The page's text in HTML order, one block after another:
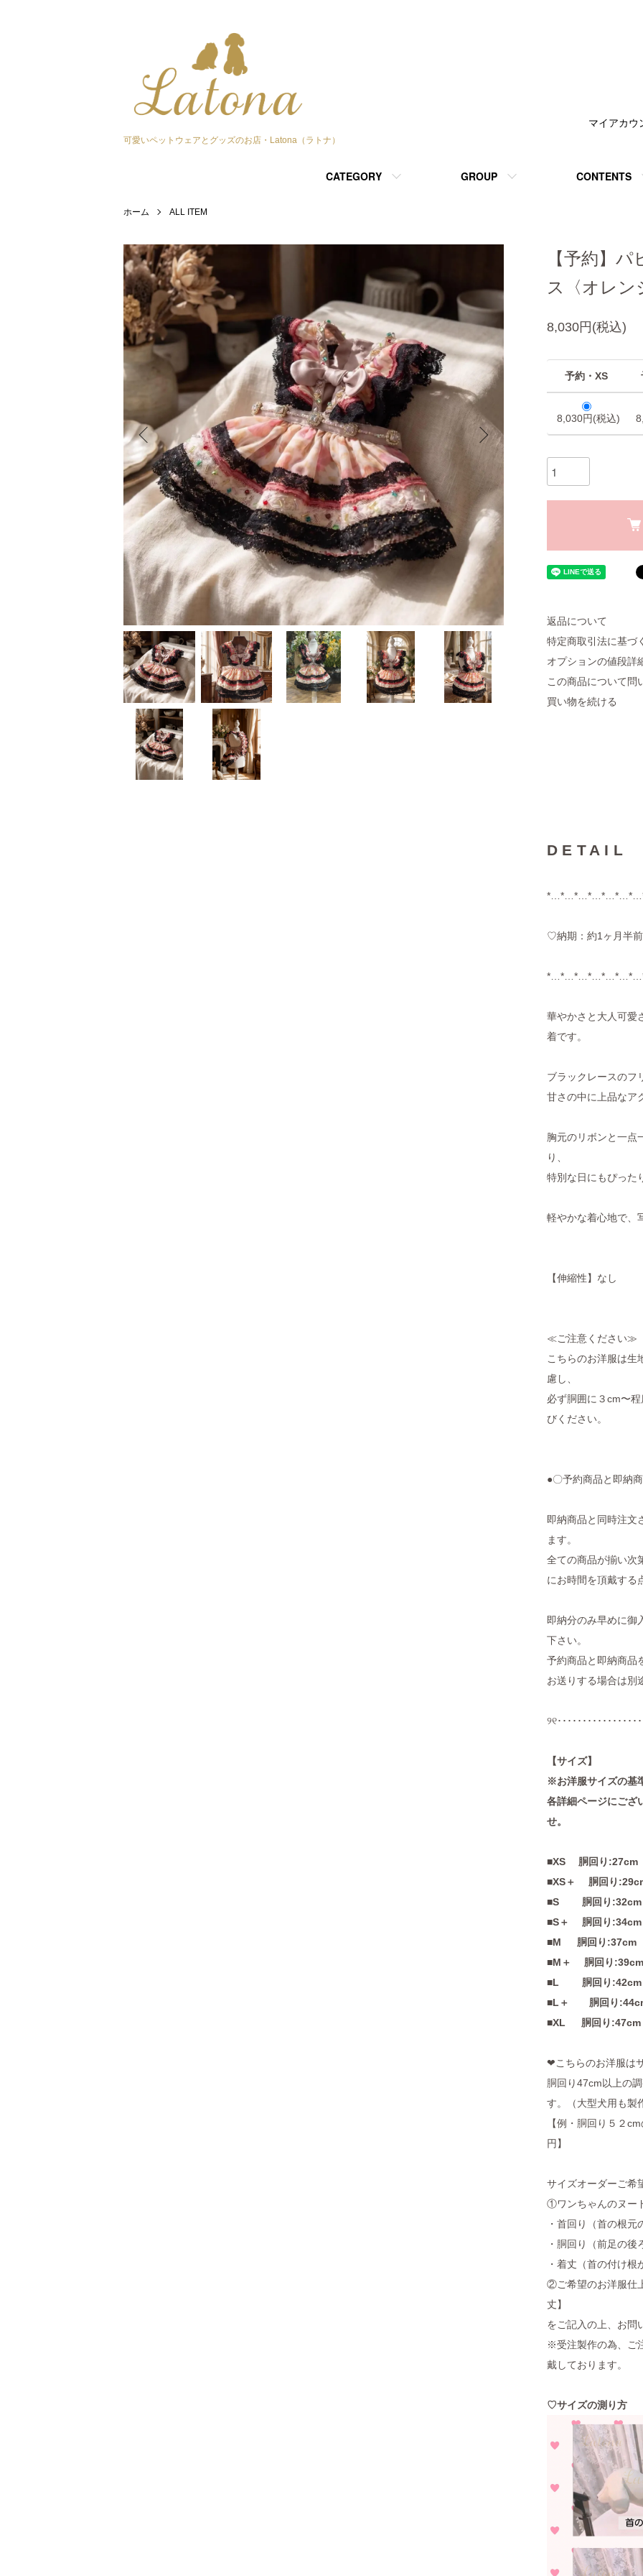
可愛いペットウェアとグッズのお店・Latona（ラトナ）
CATEGORY GROUP CONTENTS
マイアカウ
ホーム ALL ITEM
【予約】
ス〈オレン
8,030円(税込)
予約・XS
8,030円(税込)
返品について
特定商取引法に基づ
オプションの値段詳
この商品について問
買い物を続ける
DETAIL
♡納期：約1ヶ月半
華やかさと大人可愛
着です。
ブラックレースのフ
甘さの中に上品なア
胸元のリボンと一点
り、
特別な日にもぴった
軽やかな着心地で、
【伸縮性】なし
≪ご注意ください≫
こちらのお洋服は生
慮し、
必ず胴囲に３cm〜
びください。
●〇予約商品と即納
即納商品と同時注文
ます。
全ての商品が揃い次
にお時間を頂戴する
即納分のみ早めに御
下さい。
予約商品と即納商品
お送りする場合は別
୨୧････････････････
【サイズ】
※お洋服サイズの基
各詳細ページにござ
せ。
■XS 胴回り
■XS＋ 胴回り
■S 胴回り:32cm
■S＋ 胴回り
■M 胴回り:37cm
■M＋ 胴回り
■L 胴回り:42cm
■L＋ 胴回り
■XL 胴回り
❤︎こちらのお洋服は
胴回り47cm以上の
す。（大型犬用も製
【例・胴回り５２
円】
サイズオーダーご希
①ワンちゃんのヌー
・首回り（首の根元
・胴回り（前足の後
・着丈（首の付け根
②ご希望のお洋服仕
丈】
をご記入の上、お問
※受注製作の為、ご
戴しております。
♡サイズの測り方